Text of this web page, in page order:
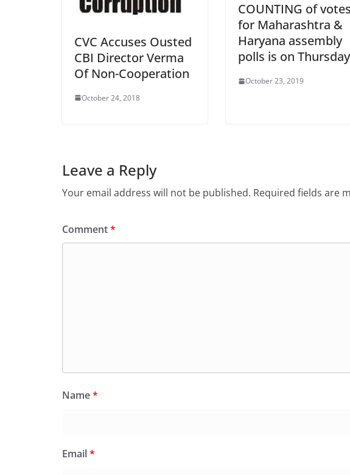
CVC Accuses Ousted
CBI Director Verma
Of Non-Cooperation
October 24, 2018
COUNTING of votes
for Maharashtra &
Haryana assembly
polls is on Thursday
October 23, 2019
Leave a Reply
Your email address will not be published. Required fields are
Comment*
Name*
Email*